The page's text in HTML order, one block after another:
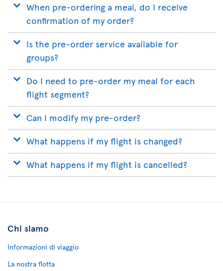
When pre-ordering a meal, do I receive
confirmation of my order?
Is the pre-order service available for
groups?
Do I need to pre-order my meal for each
flight segment?
Can I modify my pre-order?
What happens if my flight is changed?
What happens if my flight is cancelled?
Chi siamo
Informazioni di viaggio
La nostra flotta